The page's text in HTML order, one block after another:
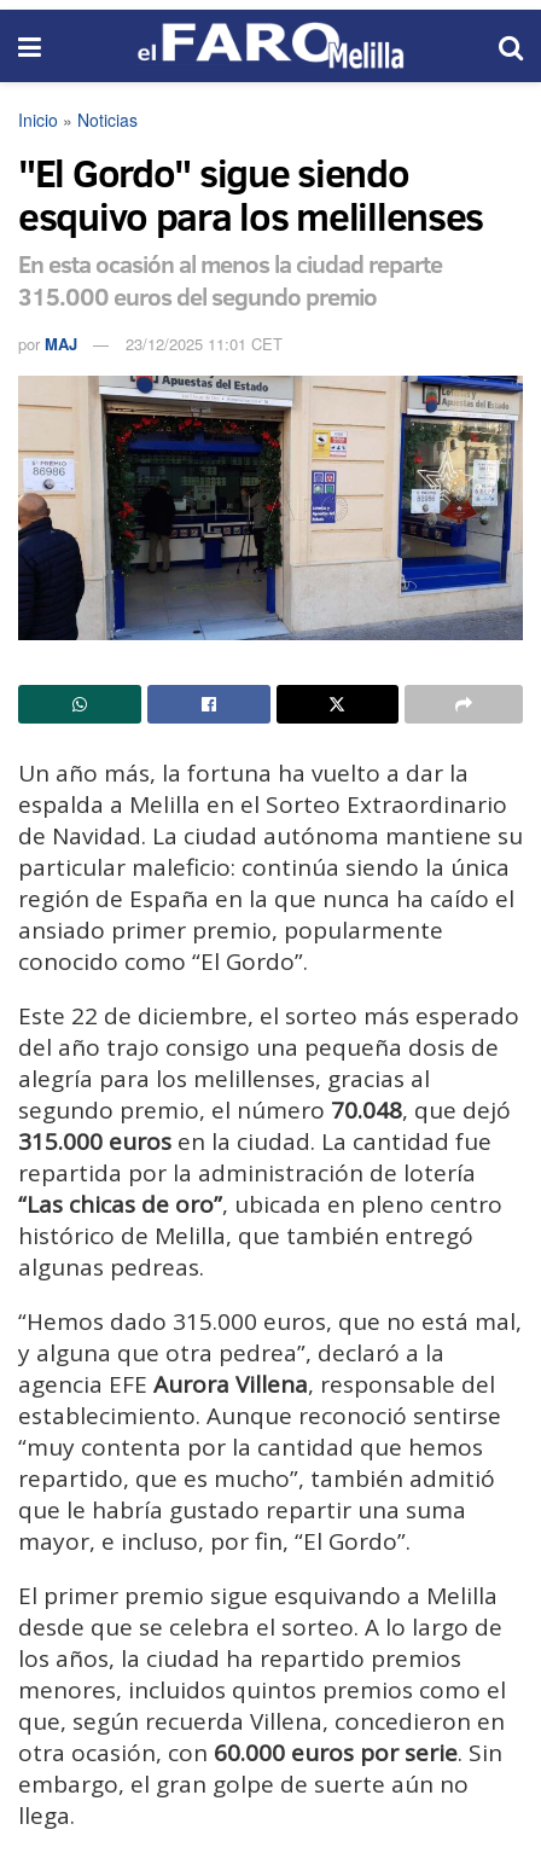
Inicio » Noticias
"El Gordo" sigue siendo
esquivo para los melillenses
En esta ocasión al menos la ciudad reparte
315.000 euros del segundo premio
por MAJ 23/12/2025 11:01 CET
Un año más, la fortuna ha vuelto a dar la
espalda a Melilla en el Sorteo Extraordinario
de Navidad. La ciudad autónoma mantiene su
particular maleficio: continúa siendo la única
región de España en la que nunca ha caído el
ansiado primer premio, popularmente
conocido como “El Gordo”.
Este 22 de diciembre, el sorteo más esperado
del año trajo consigo una pequeña dosis de
alegría para los melillenses, gracias al
segundo premio, el número 70.048, que dejó
315.000 euros en la ciudad. La cantidad fue
repartida por la administración de lotería
“Las chicas de oro”, ubicada en pleno centro
histórico de Melilla, que también entregó
algunas pedreas.
“Hemos dado 315.000 euros, que no está mal,
y alguna que otra pedrea”, declaró a la
agencia EFE Aurora Villena, responsable del
establecimiento. Aunque reconoció sentirse
“muy contenta por la cantidad que hemos
repartido, que es mucho”, también admitió
que le habría gustado repartir una suma
mayor, e incluso, por fin, “El Gordo”.
El primer premio sigue esquivando a Melilla
desde que se celebra el sorteo. A lo largo de
los años, la ciudad ha repartido premios
menores, incluidos quintos premios como el
que, según recuerda Villena, concedieron en
otra ocasión, con 60.000 euros por serie. Sin
embargo, el gran golpe de suerte aún no
llega.